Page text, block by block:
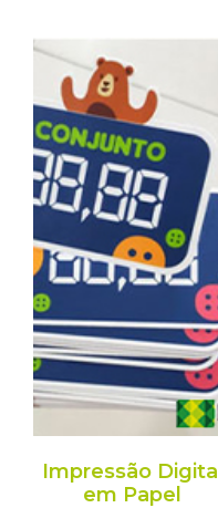
Impressão Digital
em Papel